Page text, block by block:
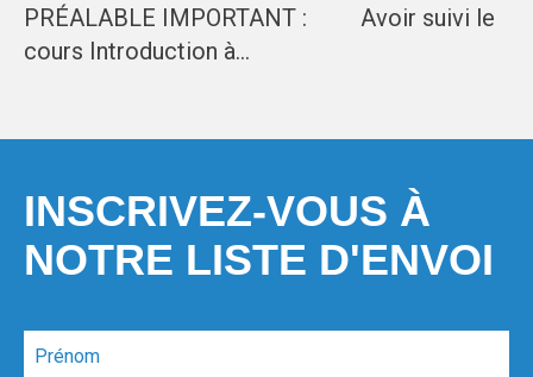
PRÉALABLE IMPORTANT : Avoir suivi le
cours Introduction à…
INSCRIVEZ-VOUS À
NOTRE LISTE D'ENVOI